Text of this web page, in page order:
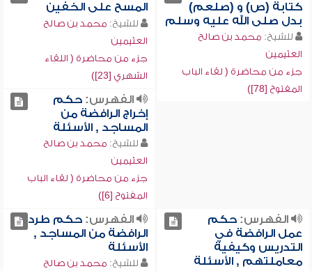
كتابة (ص) و (صلعم)
بدل صلى الله عليه وسلم
للشيخ: محمد بن صالح
العثيمين
جزء من محاضرة ( لقاء الباب
المفتوح [78])
المسح على الخفين
للشيخ: محمد بن صالح
العثيمين
جزء من محاضرة ( اللقاء
الشهري [23])
الفهرس:حكم
إخراج الرافضة من
المساجد , الأسئلة
للشيخ: محمد بن صالح
العثيمين
جزء من محاضرة ( لقاء الباب
المفتوح [6])
الفهرس:حكم
عمل الرافضة في
التدريس وكيفية
معاملتهم , الأسئلة
الفهرس:حكم طرد
الرافضة من المساجد ,
الأسئلة
للشيخ: محمد بن صالح